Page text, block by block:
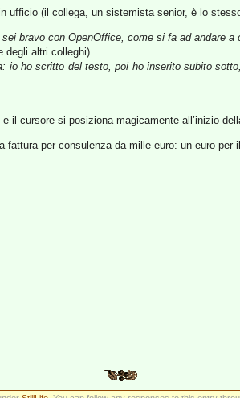
ufficio (il collega, un sistemista senior, è lo
sei bravo con OpenOffice, come si fa ad andare a
degli altri colleghi)
io ho scritto del testo, poi ho inserito subito
il cursore si posiziona magicamente all’inizio
fattura per consulenza da mille euro: un euro